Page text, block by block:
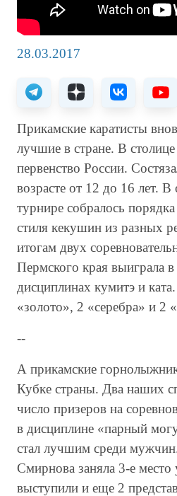
28.03.2017
Прикамские каратисты
лучшие в стране. В столице
первенство России.
возрасте от 12 до 16 лет.
турнире собралось
стиля кекушин из разных
итогам двух
Пермского края выиграла
дисциплинах кумитэ и
«золото», 2 «серебра» и 2
--
А прикамские
Кубке страны. Два наших
число призеров на
в дисциплине «парный
стал лучшим среди
Смирнова заняла 3-е
выступили и еще 2